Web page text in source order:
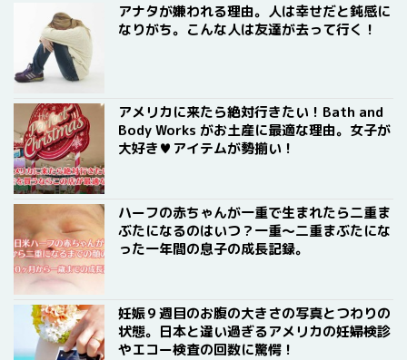
アナタが嫌われる理由。人は幸せだと鈍感に
なりがち。こんな人は友達が去って行く！
アメリカに来たら絶対行きたい！Bath and
Body Works がお土産に最適な理由。女子が
大好き♥アイテムが勢揃い！
ハーフの赤ちゃんが一重で生まれたら二重ま
ぶたになるのはいつ？一重〜二重まぶたにな
った一年間の息子の成長記録。
妊娠９週目のお腹の大きさの写真とつわりの
状態。日本と違い過ぎるアメリカの妊婦検診
やエコー検査の回数に驚愕！